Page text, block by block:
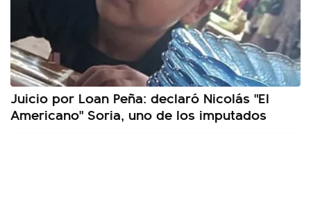
Juicio por Loan Peña: declaró Nicolás "El
Americano" Soria, uno de los imputados